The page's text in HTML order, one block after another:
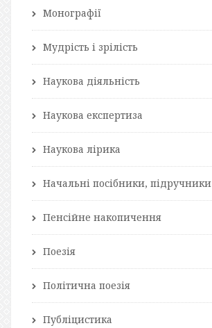
Монографії
Мудрість і зрілість
Наукова діяльність
Наукова експертиза
Наукова лірика
Начальні посібники, підручники
Пенсійне накопичення
Поезія
Політична поезія
Публіцистика